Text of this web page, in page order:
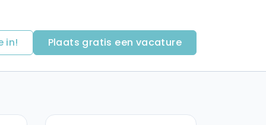
in! Plaats gratis een vacature